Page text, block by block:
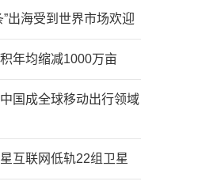
”出海受到世界市场欢迎
年均缩减1000万亩
国成全球移动出行领域
互联网低轨22组卫星